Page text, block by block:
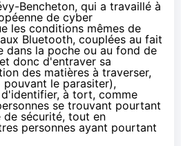
Bencheton, qui a travaillé à
de cyber
les conditions mêmes de
Bluetooth, couplées au fait
dans la poche ou au fond de
donc d'entraver sa
des matières à traverser,
le parasiter),
à tort, comme
se trouvant pourtant
de sécurité, tout en
personnes ayant pourtant